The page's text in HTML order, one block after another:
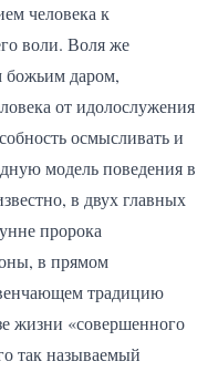
человека к
воли. Воля же
божьим даром,
от идолослужения
осмысливать и
модель поведения в
в двух главных
пророка
в прямом
традицию
жизни «совершенного
так называемый